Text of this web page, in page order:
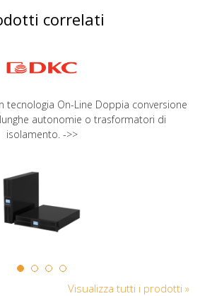
correlati
tecnologia On-Line Doppia conversione
autonomie o trasformatori di
isolamento. ->>
Visualizza tutti i prodotti »